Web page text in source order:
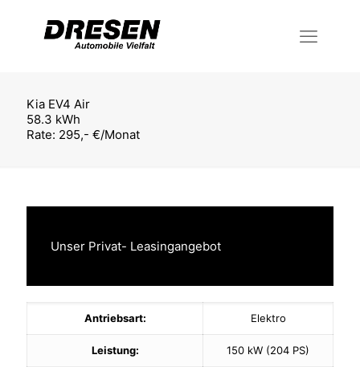
Kia EV4 Air
58.3 kWh
Rate: 295,- €/Monat
Unser Privat- Leasingangebot
Antriebsart: Elektro
Leistung: 150 kW (204 PS)